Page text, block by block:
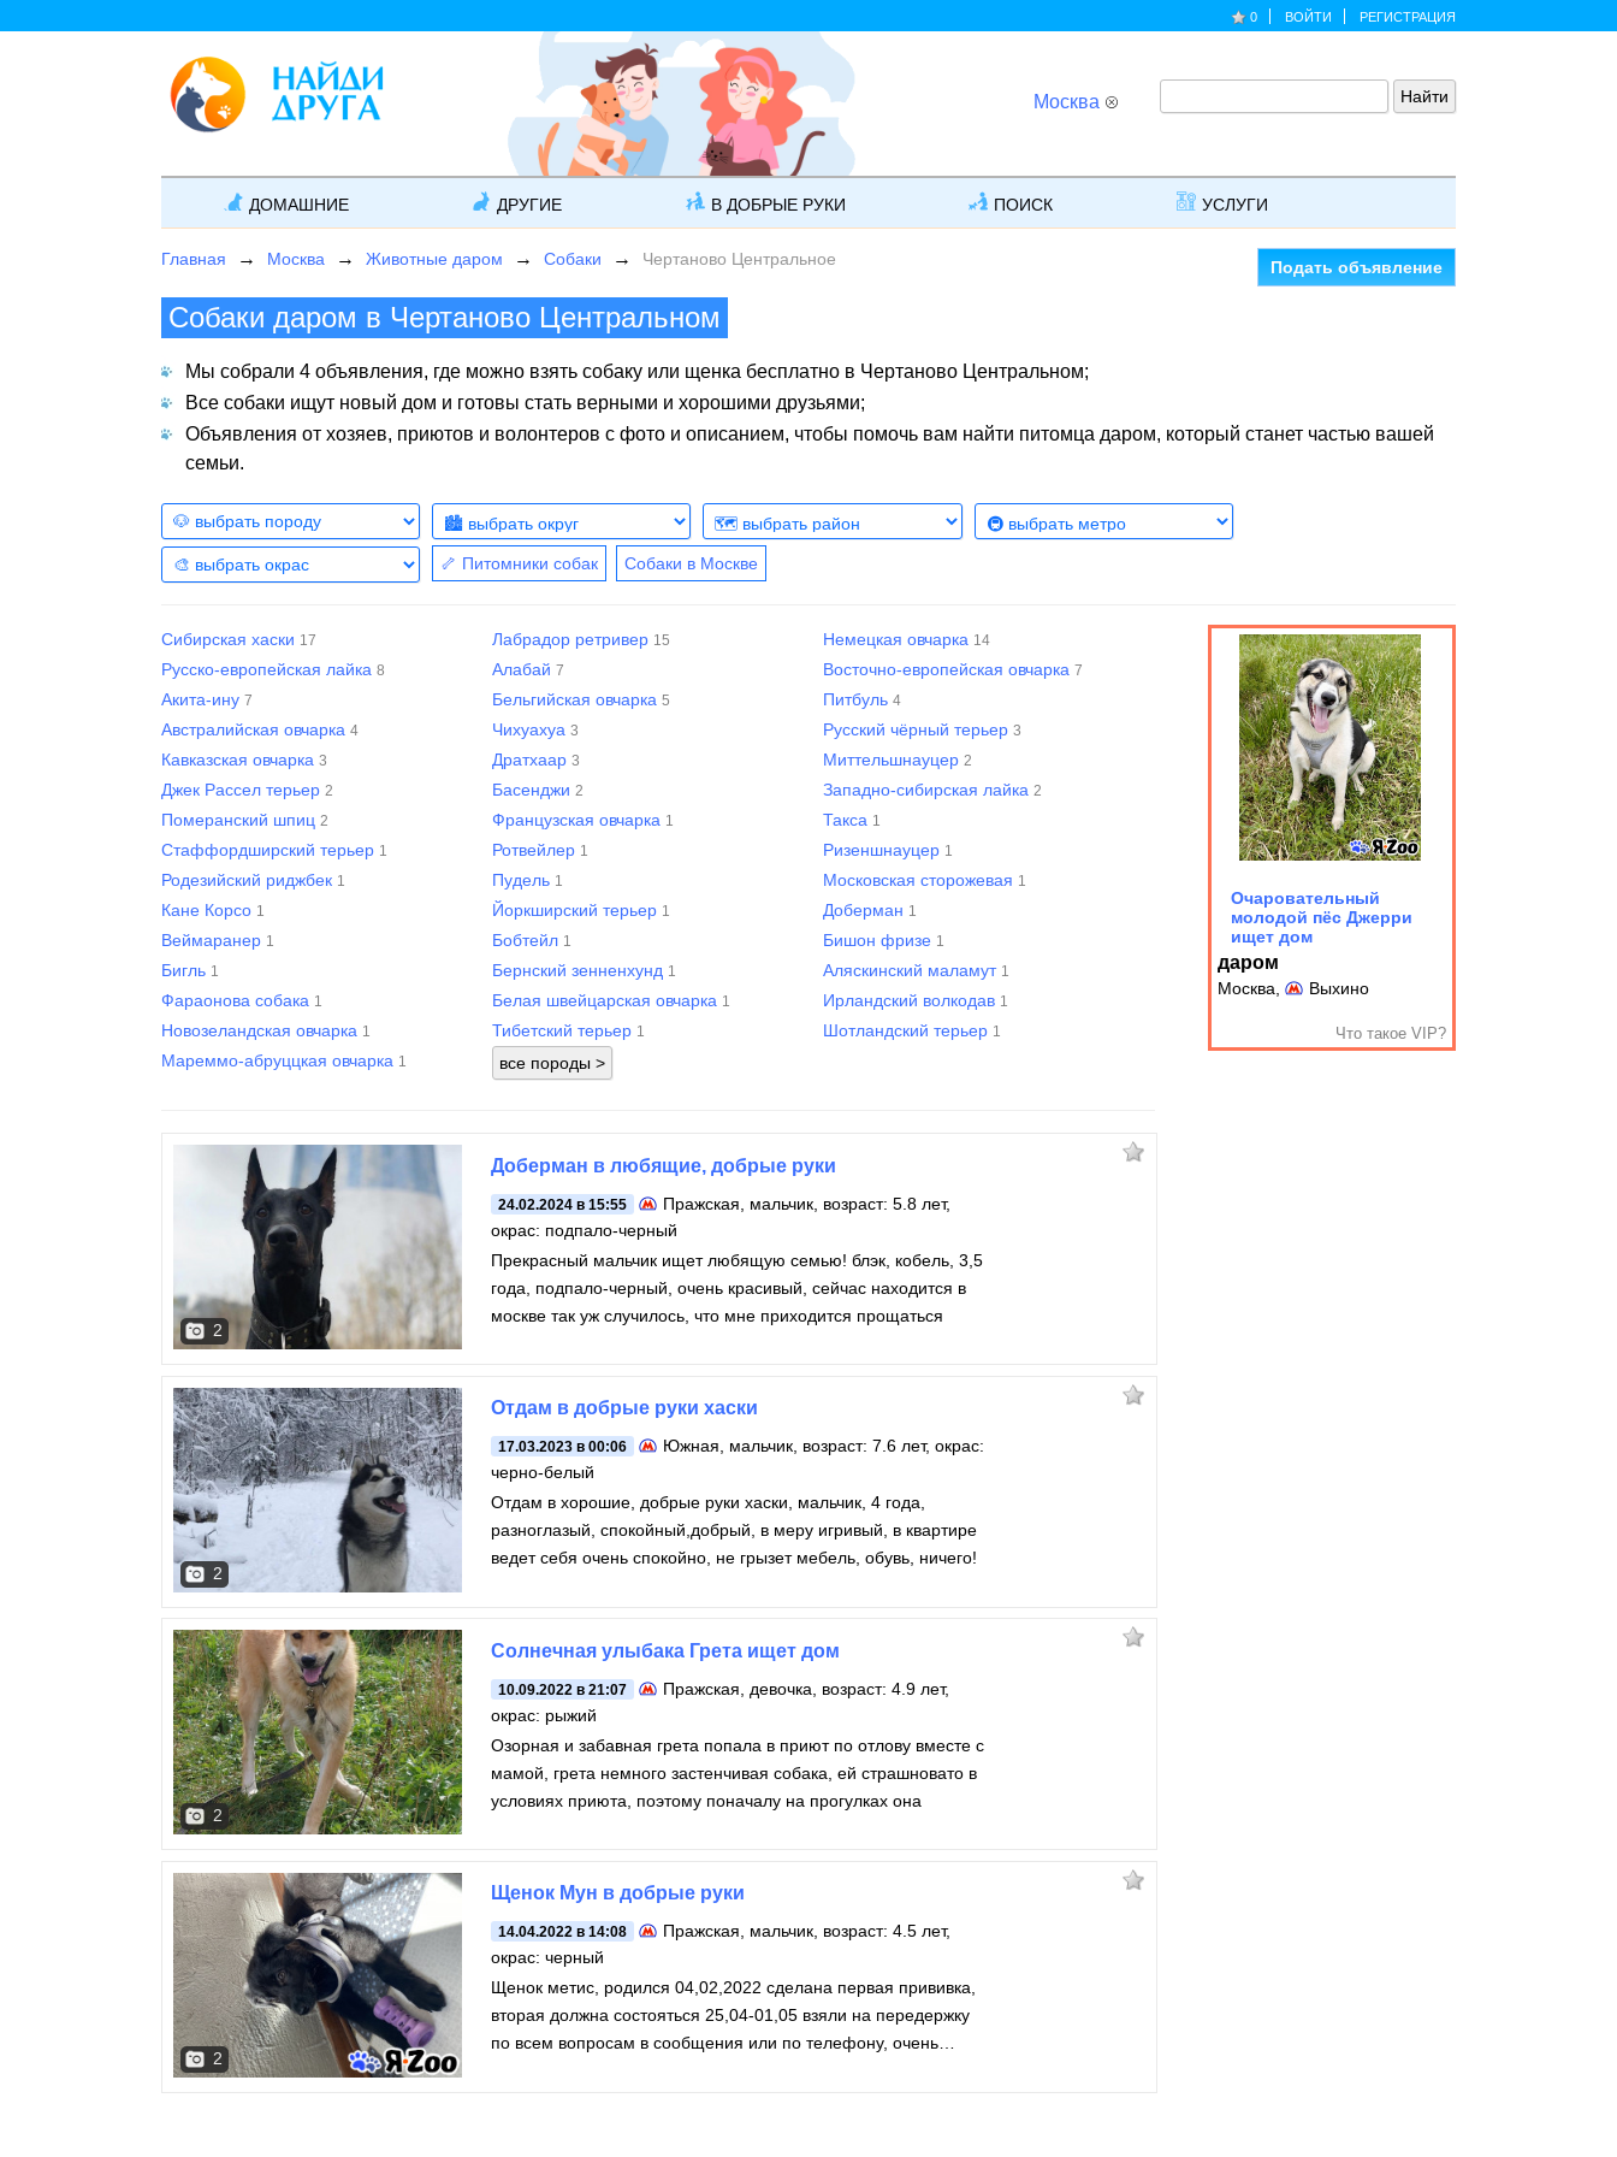
0 ВОЙТИ РЕГИСТРАЦИЯ
Москва
ДОМАШНИЕ ДРУГИЕ В ДОБРЫЕ РУКИ ПОИСК УСЛУГИ
Главная Москва Животные даром Собаки Чертаново Центральное Подать объявление
Собаки даром в Чертаново Центральном
Мы собрали 4 объявления, где можно взять собаку или щенка бесплатно в Чертаново Центральном;
Все собаки ищут новый дом и готовы стать верными и хорошими друзьями;
Объявления от хозяев, приютов и волонтеров с фото и описанием, чтобы помочь вам найти питомца даром, который станет частью вашей
семьи.
🦴 Питомники собак Собаки в Москве
Очаровательный
молодой пёс Джерри
ищет дом
даром
Москва, Выхино
Что такое VIP?
Сибирская хаски 17 Лабрадор ретривер 15 Немецкая овчарка 14
Русско-европейская лайка8 Алабай7 Восточно-европейская овчарка7
Акита-ину7 Бельгийская овчарка5 Питбуль4
Австралийская овчарка4 Чихуахуа3 Русский чёрный терьер3
Кавказская овчарка3 Дратхаар3 Миттельшнауцер 2
Джек Рассел терьер 2 Басенджи 2 Западно-сибирская лайка 2
Померанский шпиц 2 Французская овчарка 1 Такса 1
Стаффордширский терьер 1 Ротвейлер 1 Ризеншнауцер 1
Родезийский риджбек 1 Пудель 1 Московская сторожевая 1
Кане Корсо 1 Йоркширский терьер 1 Доберман 1
Веймаранер 1 Бобтейл 1 Бишон фризе 1
Бигль 1 Бернский зенненхунд 1 Аляскинский маламут 1
Фараонова собака 1 Белая швейцарская овчарка 1 Ирландский волкодав 1
Новозеландская овчарка 1 Тибетский терьер 1 Шотландский терьер 1
Мареммо-абруццкая овчарка 1
2
Доберман в любящие, добрые руки
24.02.2024 в 15:55 Пражская , мальчик, возраст: 5.8 лет,
окрас: подпало-черный
Прекрасный мальчик ищет любящую семью! блэк, кобель, 3,5
года, подпало-черный, очень красивый, сейчас находится в
москве так уж случилось, что мне приходится прощаться
2
Отдам в добрые руки хаски
17.03.2023 в 00:06 Южная, мальчик, возраст: 7.6 лет, окрас:
черно-белый
Отдам в хорошие, добрые руки хаски, мальчик, 4 года,
разноглазый, спокойный,добрый, в меру игривый, в квартире
ведет себя очень спокойно, не грызет мебель, обувь, ничего!
2
Солнечная улыбака Грета ищет дом
10.09.2022 в 21:07 Пражская , девочка, возраст: 4.9 лет,
окрас: рыжий
Озорная и забавная грета попала в приют по отлову вместе с
мамой, грета немного застенчивая собака, ей страшновато в
условиях приюта, поэтому поначалу на прогулках она
2
Щенок Мун в добрые руки
14.04.2022 в 14:08 Пражская, мальчик, возраст: 4.5 лет,
окрас: черный
Щенок метис, родился 04,02,2022 сделана первая прививка,
вторая должна состояться 25,04-01,05 взяли на передержку
по всем вопросам в сообщения или по телефону, очень